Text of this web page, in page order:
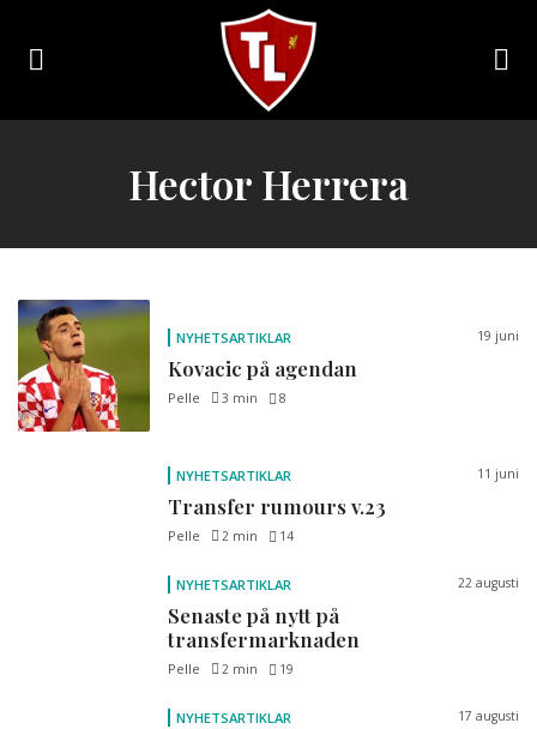
Sveriges
Liverpool
online
Hector Herrera
NYHETSARTIKLAR 19 juni
Kovacic på agendan
Pelle 3 min 8
NYHETSARTIKLAR 11 juni
Transfer rumours v.23
Pelle 2 min 14
NYHETSARTIKLAR 22 augusti
Senaste på nytt på
transfermarknaden
Pelle 2 min 19
NYHETSARTIKLAR 17 augusti